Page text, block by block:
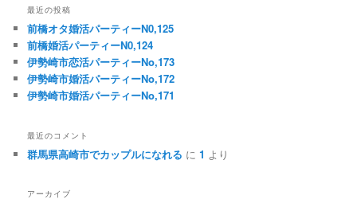
最近の投稿
前橋オタ婚活パーティーN0,125
前橋婚活パーティーN0,124
伊勢崎市恋活パーティーNo,173
伊勢崎市婚活パーティーNo,172
伊勢崎市婚活パーティーNo,171
最近のコメント
群馬県高崎市でカップルになれる に1 より
アーカイブ